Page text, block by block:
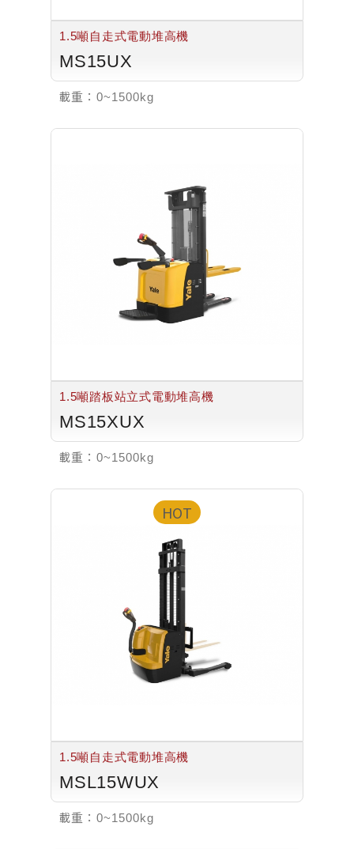
1.5噸自走式電動堆高機
MS15UX
載重： 0~1500kg
1.5噸踏板站立式電動堆高機
MS15XUX
載重： 0~1500kg
1.5噸自走式電動堆高機
MSL15WUX
載重： 0~1500kg